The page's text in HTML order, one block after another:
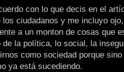
con lo que decis en el
los ciudadanos y me incluyo
a un monton de cosas que
de la política, lo social, la
como sociedad porque
ya está sucediendo.